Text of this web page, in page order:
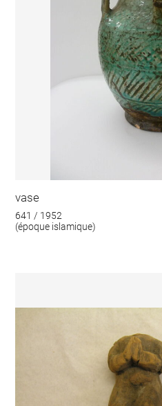
vase
641 / 1952
(époque islamique)